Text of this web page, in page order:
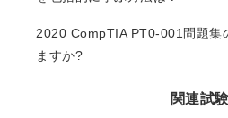
2020 CompTIA PT0-001問題集
ますか?
関連試験